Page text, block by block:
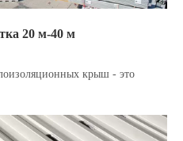
20 м-40 м
крыш - это